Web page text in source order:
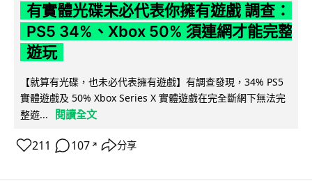
有實體光碟未必代表你擁有遊戲 調查：
PS5 34%、Xbox 50% 須連網才能完整
遊玩
【就算有光碟，也未必代表擁有遊戲】有調查發現，34% PS5
實體遊戲及 50% Xbox Series X 實體遊戲在完全斷網下無法完
整遊...
閱讀全文
211 107 ↗ 分享